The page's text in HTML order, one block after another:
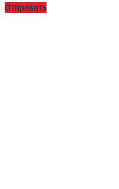
Отправить